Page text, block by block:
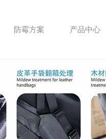
防霉方案 产品中心